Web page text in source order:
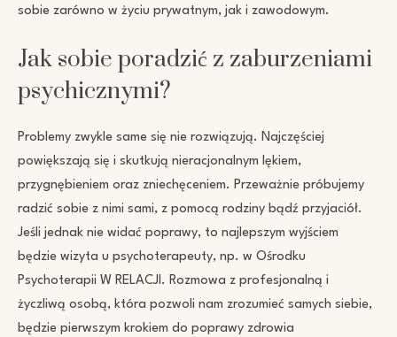
sobie zarówno w życiu prywatnym, jak i zawodowym.
Jak sobie poradzić z zaburzeniami
psychicznymi?
Problemy zwykle same się nie rozwiązują. Najczęściej
powiększają się i skutkują nieracjonalnym lękiem,
przygnębieniem oraz zniechęceniem. Przeważnie próbujemy
radzić sobie z nimi sami, z pomocą rodziny bądź przyjaciół.
Jeśli jednak nie widać poprawy, to najlepszym wyjściem
będzie wizyta u psychoterapeuty, np. w Ośrodku
Psychoterapii W RELACJI. Rozmowa z profesjonalną i
życzliwą osobą, która pozwoli nam zrozumieć samych siebie,
będzie pierwszym krokiem do poprawy zdrowia